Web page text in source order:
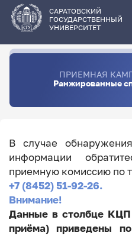
основному
содержанию
САРАТОВСКИЙ
ГОСУДАРСТВЕННЫЙ
УНИВЕРСИТЕТ
ПРИЕМНАЯ
Ранжированные
В случае
информации
приемную комиссию по
+7 (8452) 51-92-26.
Внимание!
Данные в столбце
приёма) приведены